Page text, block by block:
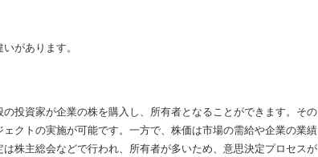
があります。
投資家が企業の株を購入し、所有者となることができます。その
クトの実施が可能です。一方で、株価は市場の需給や企業の業績
株主総会などで行われ、所有者が多いため、意思決定プロセスが